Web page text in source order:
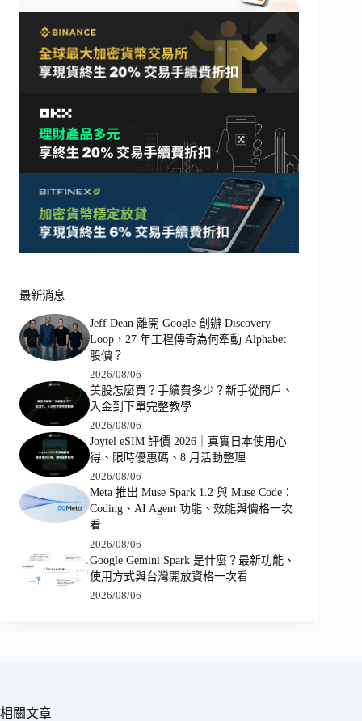
最新消息
Jeff Dean 離開 Google 創辦 Discovery
Loop，27 年工程傳奇為何牽動 Alphabet
股價？
2026/08/06
美股怎麼買？手續費多少？新手從開戶、
入金到下單完整教學
2026/08/06
Joytel eSIM 評價 2026｜真實日本使用心
得、限時優惠碼、8 月活動整理
2026/08/06
Meta 推出 Muse Spark 1.2 與 Muse Code：
Coding、AI Agent 功能、效能與價格一次
看
2026/08/06
Google Gemini Spark 是什麼？最新功能、
使用方式與台灣開放資格一次看
2026/08/06
相關文章